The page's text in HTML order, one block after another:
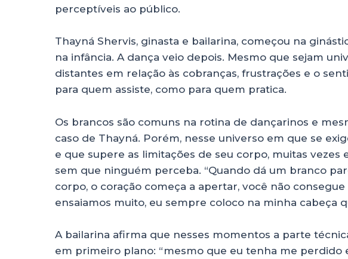
perceptíveis ao público.
Thayná Shervis, ginasta e bailarina, começou na
na infância. A dança veio depois. Mesmo que sejam
distantes em relação às cobranças, frustrações e o
para quem assiste, como para quem pratica.
Os brancos são comuns na rotina de dançarinos e
caso de Thayná. Porém, nesse universo em que se
e que supere as limitações de seu corpo, muitas vezes
sem que ninguém perceba. “Quando dá um branco
corpo, o coração começa a apertar, você não
ensaiamos muito, eu sempre coloco na minha cabeça
A bailarina afirma que nesses momentos a parte
em primeiro plano: “mesmo que eu tenha me